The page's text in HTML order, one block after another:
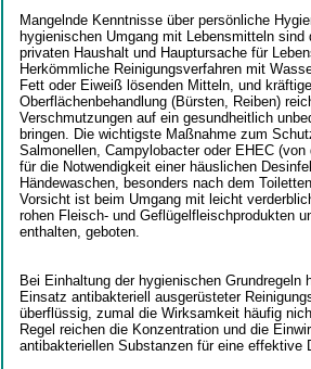
Mangelnde Kenntnisse über persönliche
hygienischen Umgang mit Lebensmitteln sind
privaten Haushalt und Hauptursache für
Herkömmliche Reinigungsverfahren mit
Fett oder Eiweiß lösenden Mitteln, und
Oberflächenbehandlung (Bürsten, Reiben)
Verschmutzungen auf ein gesundheitlich
bringen. Die wichtigste Maßnahme zum
Salmonellen, Campylobacter oder EHEC (von
für die Notwendigkeit einer häuslichen
Händewaschen, besonders nach dem
Vorsicht ist beim Umgang mit leicht
rohen Fleisch- und Geflügelfleischprodukten
enthalten, geboten.
Bei Einhaltung der hygienischen Grundregeln
Einsatz antibakteriell ausgerüsteter
überflüssig, zumal die Wirksamkeit häufig
Regel reichen die Konzentration und die
antibakteriellen Substanzen für eine effektive